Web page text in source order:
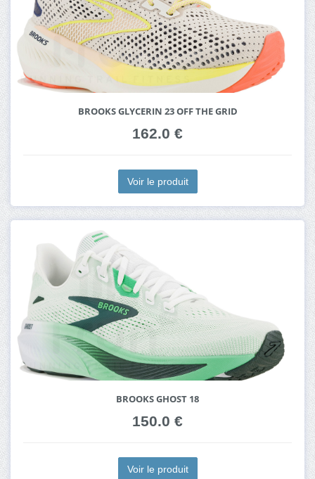
BROOKS GLYCERIN 23 OFF THE GRID
162.0 €
Voir le produit
BROOKS GHOST 18
150.0 €
Voir le produit